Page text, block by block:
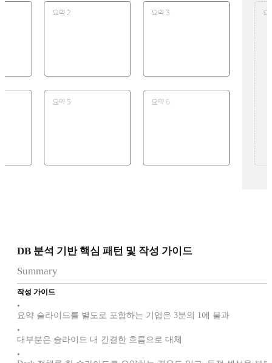
DB 분석 기반 핵심 패턴 및 작성 가이드
Summary
작성 가이드
•
요약 슬라이드를 별도로 포함하는 기업은 3분의 1에 불과
•
대부분은 슬라이드 내 간결한 흐름으로 대체
•